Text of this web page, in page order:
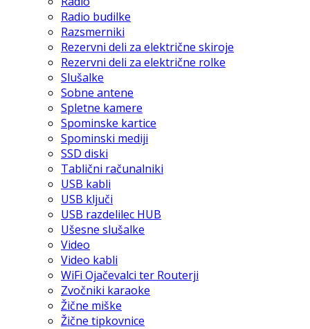
Radio budilke
Razsmerniki
Rezervni deli za električne skiroje
Rezervni deli za električne rolke
Slušalke
Sobne antene
Spletne kamere
Spominske kartice
Spominski mediji
SSD diski
Tablični računalniki
USB kabli
USB ključi
USB razdelilec HUB
Ušesne slušalke
Video
Video kabli
WiFi Ojačevalci ter Routerji
Zvočniki karaoke
Žične miške
Žične tipkovnice